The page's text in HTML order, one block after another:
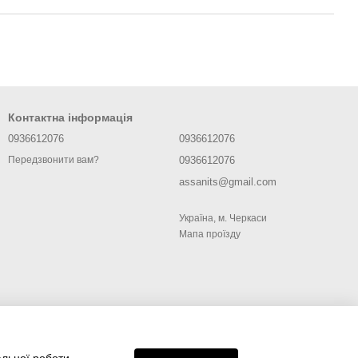
Контактна інформація
0936612076
Передзвонити вам?
0936612076
0936612076
assanits@gmail.com
Україна, м. Черкаси
Мапа проїзду